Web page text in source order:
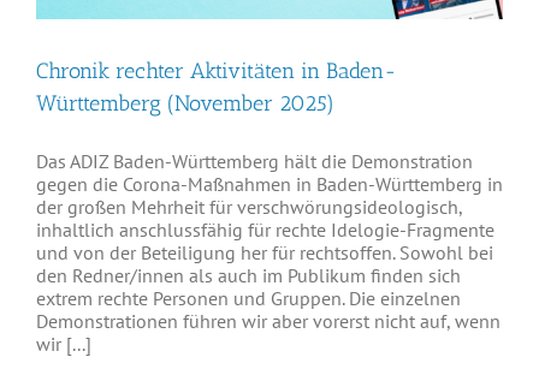
Chronik rechter Aktivitäten in Baden-
Württemberg (November 2025)
Das ADIZ Baden-Württemberg hält die Demonstration
gegen die Corona-Maßnahmen in Baden-Württemberg in
der großen Mehrheit für verschwörungsideologisch,
inhaltlich anschlussfähig für rechte Idelogie-Fragmente
und von der Beteiligung her für rechtsoffen. Sowohl bei
den Redner/innen als auch im Publikum finden sich
extrem rechte Personen und Gruppen. Die einzelnen
Demonstrationen führen wir aber vorerst nicht auf, wenn
wir [...]